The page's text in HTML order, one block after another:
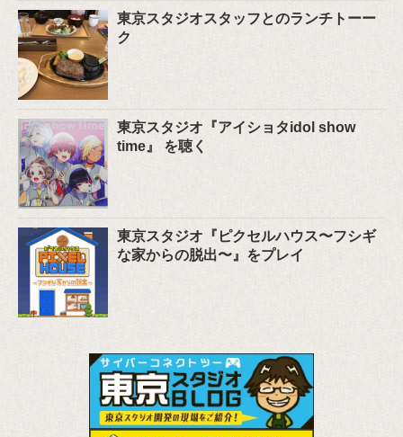
東京スタジオスタッフとのランチトーー
ク
東京スタジオ『アイショタidol show
time』 を聴く
東京スタジオ『ピクセルハウス〜フシギ
な家からの脱出〜』をプレイ